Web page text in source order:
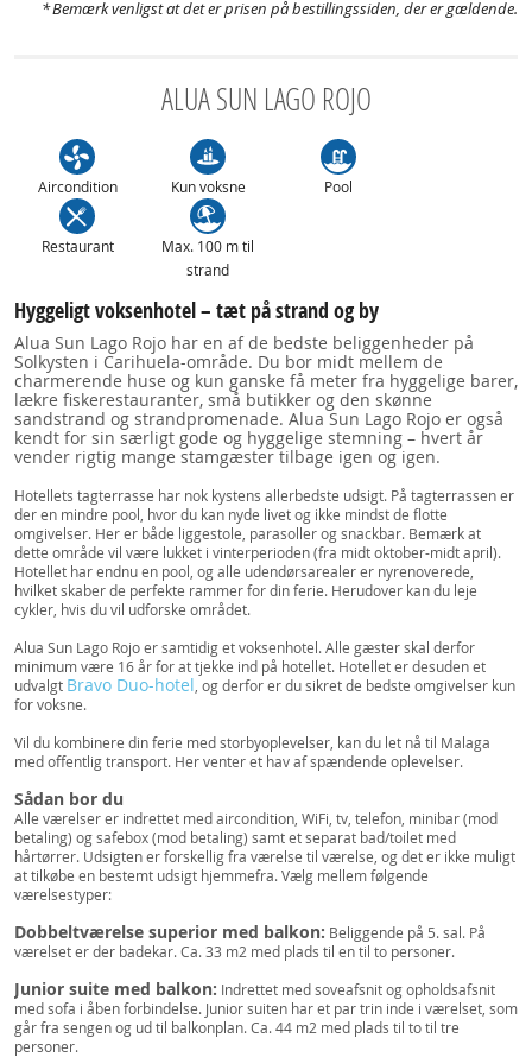
Bemærk venligst at det er prisen på bestillingssiden, der er gældende.
ALUA SUN LAGO ROJO
Aircondition Kun voksne Pool
Restaurant
Max. 100 m til
strand
Hyggeligt voksenhotel – tæt på strand og by
Alua Sun Lago Rojo har en af de bedste beliggenheder på
Solkysten i Carihuela-område. Du bor midt mellem de
charmerende huse og kun ganske få meter fra hyggelige barer,
lækre fiskerestauranter, små butikker og den skønne
sandstrand og strandpromenade. Alua Sun Lago Rojo er også
kendt for sin særligt gode og hyggelige stemning – hvert år
vender rigtig mange stamgæster tilbage igen og igen.
Hotellets tagterrasse har nok kystens allerbedste udsigt. På tagterrassen er
der en mindre pool, hvor du kan nyde livet og ikke mindst de flotte
omgivelser. Her er både liggestole, parasoller og snackbar. Bemærk at
dette område vil være lukket i vinterperioden (fra midt oktober-midt april).
Hotellet har endnu en pool, og alle udendørsarealer er nyrenoverede,
hvilket skaber de perfekte rammer for din ferie. Herudover kan du leje
cykler, hvis du vil udforske området.
Alua Sun Lago Rojo er samtidig et voksenhotel. Alle gæster skal derfor
minimum være 16 år for at tjekke ind på hotellet. Hotellet er desuden et
udvalgt Bravo Duo-hotel , og derfor er du sikret de bedste omgivelser kun
for voksne.
Vil du kombinere din ferie med storbyoplevelser, kan du let nå til Malaga
med offentlig transport. Her venter et hav af spændende oplevelser.
Sådan bor du
Alle værelser er indrettet med aircondition, WiFi, tv, telefon, minibar (mod
betaling) og safebox (mod betaling) samt et separat bad/toilet med
hårtørrer. Udsigten er forskellig fra værelse til værelse, og det er ikke muligt
at tilkøbe en bestemt udsigt hjemmefra. Vælg mellem følgende
værelsestyper:
Dobbeltværelse superior med balkon: Beliggende på 5. sal. På
værelset er der badekar. Ca. 33 m2 med plads til en til to personer.
Junior suite med balkon: Indrettet med soveafsnit og opholdsafsnit
med sofa i åben forbindelse. Junior suiten har et par trin inde i værelset, som
går fra sengen og ud til balkonplan. Ca. 44 m2 med plads til to til tre
personer.